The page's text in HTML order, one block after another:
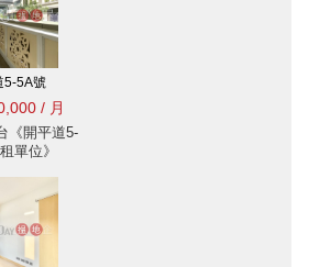
5-5A號
/ 月
《開平道5-
單位》